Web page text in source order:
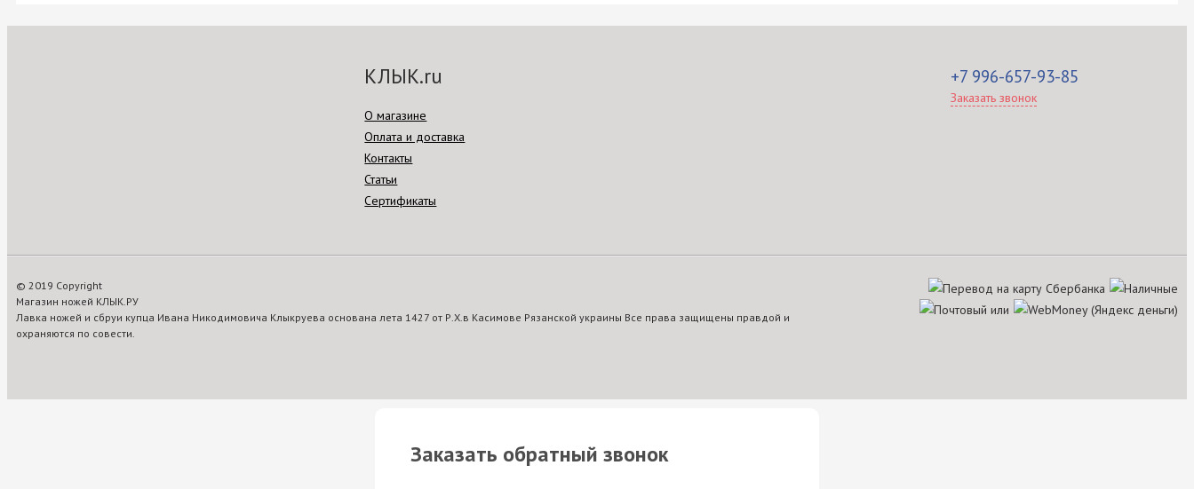
КЛЫК.ru
О магазине
Оплата и доставка
Контакты
Статьи
Сертификаты
+7 996-657-93-85
Заказать звонок
© 2019 Copyright
Магазин ножей КЛЫК.РУ
Лавка ножей и сбруи купца Ивана Никодимовича Клыкруева основана лета 1427 от Р.Х.в Касимове Рязанской украины Все права защищены правдой и
охраняются по совести.
Заказать обратный звонок